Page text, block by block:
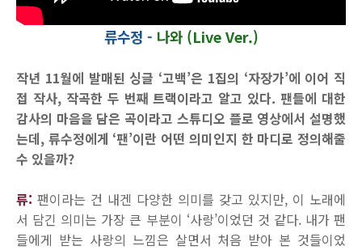
류수정 - 나와 (Live Ver.)
작년 11월에 발매된 싱글 ‘고백’은 1집의 ‘자장가’에 이어 직
접 작사, 작곡한 두 번째 트랙이라고 알고 있다. 팬들에 대한
감사의 마음을 담은 곡이라고 스튜디오 플로 영상에서 설명했
는데, 류수정에게 ‘팬’이란 어떤 의미인지 한 마디로 정의해줄
수 있을까?
류: 팬이라는 건 내겐 다양한 의미를 갖고 있지만, 이 노래에
서 담긴 의미는 가장 큰 부분이 ‘사랑’이었던 것 같다. 내가 팬
들에게 받는 사랑의 느낌은 살면서 처음 받아 본 것들이었